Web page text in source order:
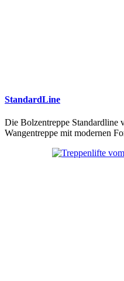
StandardLine
Die Bolzentreppe Standardline
Wangentreppe mit modernen